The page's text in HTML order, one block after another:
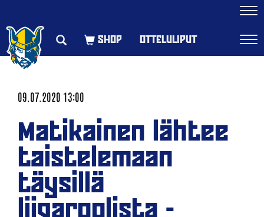
OTTELULIPUT
09.07.2020 13:00
Matikainen lähtee
taistelemaan
täysillä
liigaroolista -